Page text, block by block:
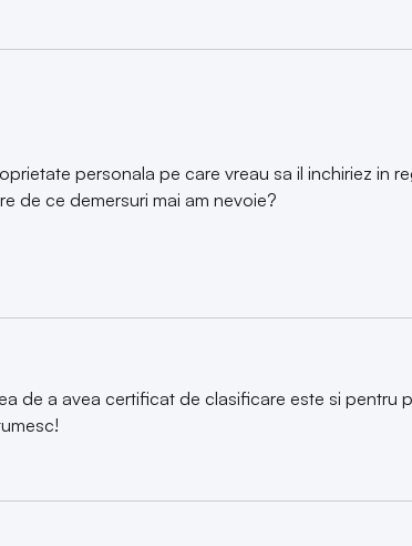
personala pe care vreau sa il inchiriez in
de ce demersuri mai am nevoie?
de a avea certificat de clasificare este si pentru